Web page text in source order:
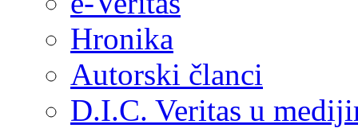
Hronika
Autorski članci
D.I.C. Veritas u